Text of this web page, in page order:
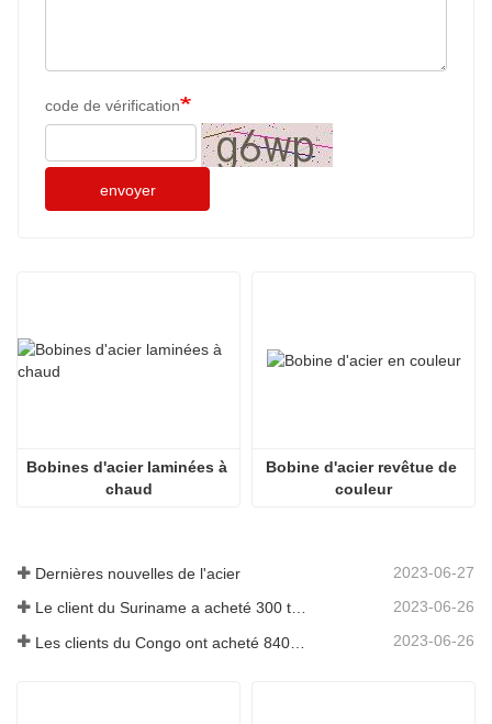
code de vérification
envoyer
Bobines d'acier laminées à
chaud
Bobine d'acier revêtue de
couleur
Dernières nouvelles de l'acier 2023-06-27
Le client du Suriname a acheté 300 tonnes de barres d'armature 2023-06-26
2023-06-26